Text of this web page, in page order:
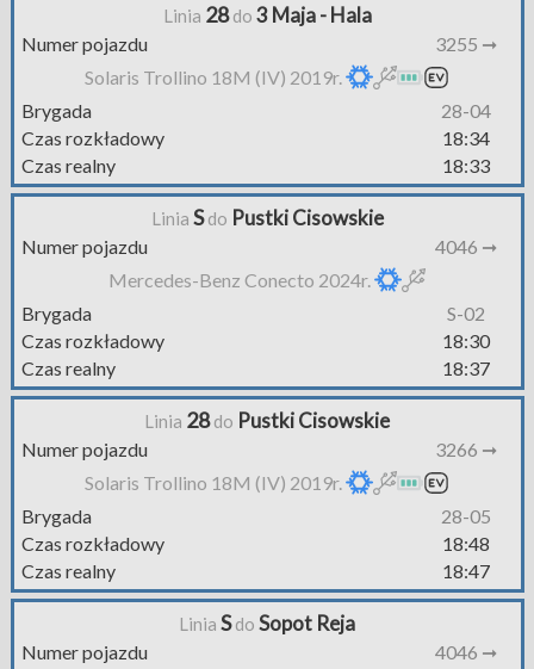
Linia 28do 3 Maja - Hala
Numer pojazdu
3255 ➞
Solaris Trollino 18M (IV) 2019r.
Brygada
28-04
Czas rozkładowy
18:34
Czas realny
18:33
Linia Sdo Pustki Cisowskie
Numer pojazdu
4046 ➞
Mercedes-Benz Conecto 2024r.
Brygada
S-02
Czas rozkładowy
18:30
Czas realny
18:37
Linia 28do Pustki Cisowskie
Numer pojazdu
3266 ➞
Solaris Trollino 18M (IV) 2019r.
Brygada
28-05
Czas rozkładowy
18:48
Czas realny
18:47
Linia Sdo Sopot Reja
Numer pojazdu
4046 ➞